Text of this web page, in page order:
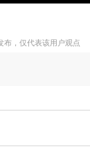
布，仅代表该用户观点